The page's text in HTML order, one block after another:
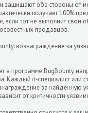
защищают обе стороны от
получает 100%
если тот не выполнит свои
продавцов.
вознаграждение за
в программе BugBounty,
Каждый it-специалист или
за найденную
от критичности